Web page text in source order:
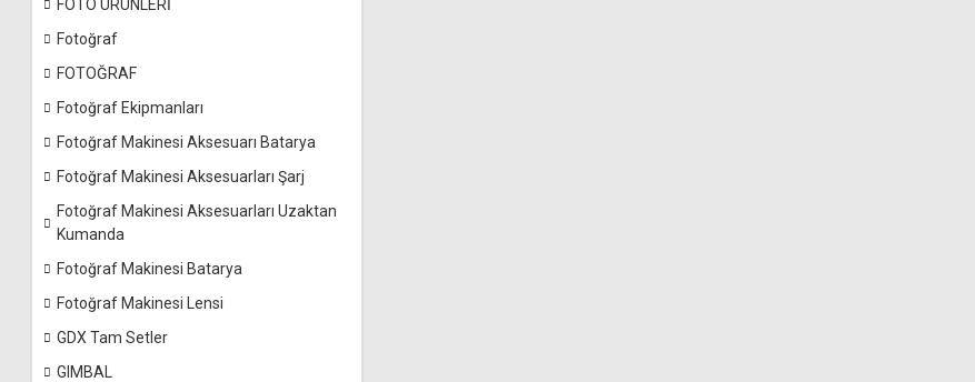
FOTO ÜRÜNLERİ
Fotoğraf
FOTOĞRAF
Fotoğraf Ekipmanları
Fotoğraf Makinesi Aksesuarı Batarya
Fotoğraf Makinesi Aksesuarları Şarj
Fotoğraf Makinesi Aksesuarları Uzaktan
Kumanda
Fotoğraf Makinesi Batarya
Fotoğraf Makinesi Lensi
GDX Tam Setler
GIMBAL